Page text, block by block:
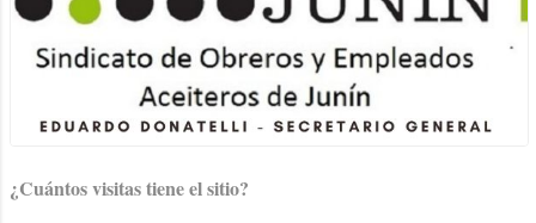
¿Cuántos visitas tiene el sitio?